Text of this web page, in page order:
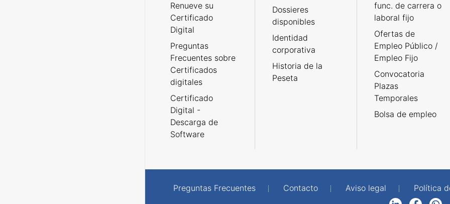
Renueve su
Certificado
Digital
Preguntas
Frecuentes sobre
Certificados
digitales
Certificado
Digital -
Descarga de
Software
Dossieres
disponibles
Identidad
corporativa
Historia de la
Peseta
func. de carrera o
laboral fijo
Ofertas de
Empleo Público /
Empleo Fijo
Convocatoria
Plazas
Temporales
Bolsa de empleo
Preguntas Frecuentes Contacto Aviso legal Política